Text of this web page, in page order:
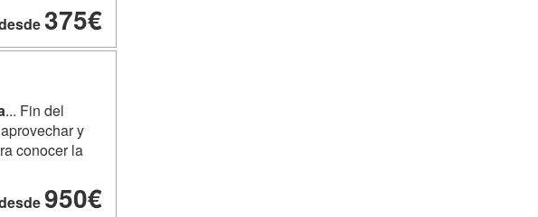
375€
... Fin del
y
conocer la
950€